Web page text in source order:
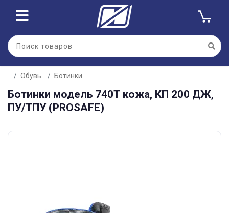
Обувь Ботинки
Ботинки модель 740Т кожа, КП 200 ДЖ,
ПУ/ТПУ (PROSAFE)